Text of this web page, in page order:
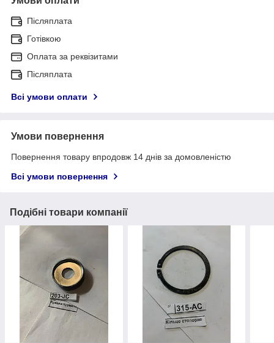
Післяплата
Готівкою
Оплата за реквізитами
Післяплата
Всі умови оплати
Умови повернення
Повернення товару впродовж 14 днів за домовленістю
Всі умови повернення
Подібні товари компанії